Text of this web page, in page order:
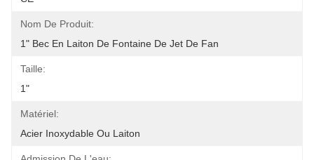
Nom De Produit:
1" Bec En Laiton De Fontaine De Jet De Fan
Taille:
1"
Matériel:
Acier Inoxydable Ou Laiton